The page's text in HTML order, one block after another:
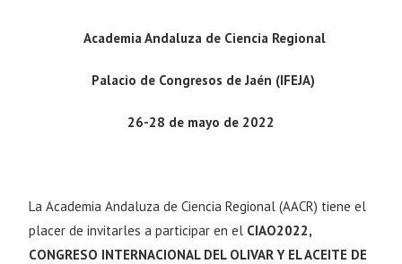
Academia Andaluza de Ciencia Regional
Palacio de Congresos de Jaén (IFEJA)
26-28 de mayo de 2022
La Academia Andaluza de Ciencia Regional (AACR) tiene el
placer de invitarles a participar en el CIAO2022,
CONGRESO INTERNACIONAL DEL OLIVAR Y ELACEITE DE